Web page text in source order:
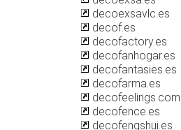
decoexsavlc.es
decof.es
decofactory.es
decofanhogar.es
decofantasies.es
decofarma.es
decofeelings.com
decofence.es
decofengshui.es